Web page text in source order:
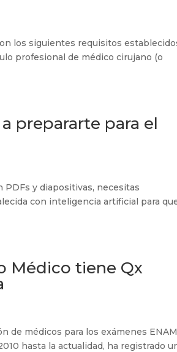
los siguientes requisitos
profesional de médico cirujano (o
prepararte para el
PDFs y diapositivas, necesitas
con inteligencia artificial para
Médico tiene Qx
de médicos para los exámenes
hasta la actualidad, ha registrado